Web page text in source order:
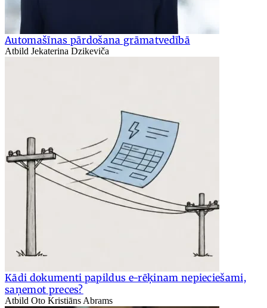
Automašīnas pārdošana grāmatvedībā
Atbild Jekaterina Dzikeviča
Kādi dokumenti papildus e-rēķinam nepieciešami,
saņemot preces?
Atbild Oto Kristiāns Abrams